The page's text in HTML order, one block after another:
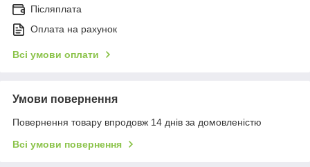
Післяплата
Оплата на рахунок
Всі умови оплати
Умови повернення
Повернення товару впродовж 14 днів за домовленістю
Всі умови повернення